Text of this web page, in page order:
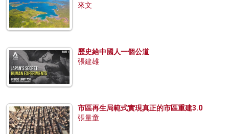
來文
歷史給中國人一個公道
張建雄
市區再生局範式實現真正的市區重建3.0
張量童